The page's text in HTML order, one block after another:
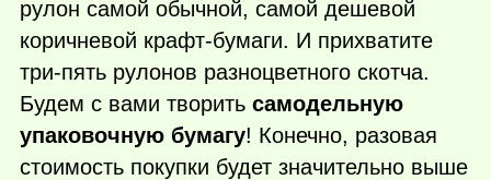
рулон самой обычной, самой дешевой
коричневой крафт-бумаги. И прихватите
три-пять рулонов разноцветного скотча.
Будем с вами творить самодельную
упаковочную бумагу! Конечно, разовая
стоимость покупки будет значительно выше